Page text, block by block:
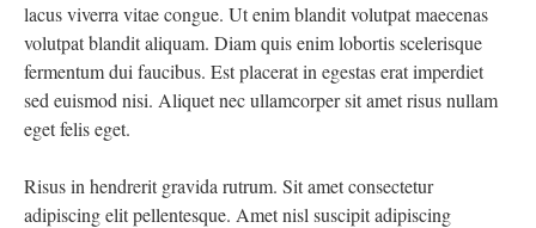
lacus viverra vitae congue. Ut enim blandit volutpat maecenas
volutpat blandit aliquam. Diam quis enim lobortis scelerisque
fermentum dui faucibus. Est placerat in egestas erat imperdiet
sed euismod nisi. Aliquet nec ullamcorper sit amet risus nullam
eget felis eget.
Risus in hendrerit gravida rutrum. Sit amet consectetur
adipiscing elit pellentesque. Amet nisl suscipit adipiscing